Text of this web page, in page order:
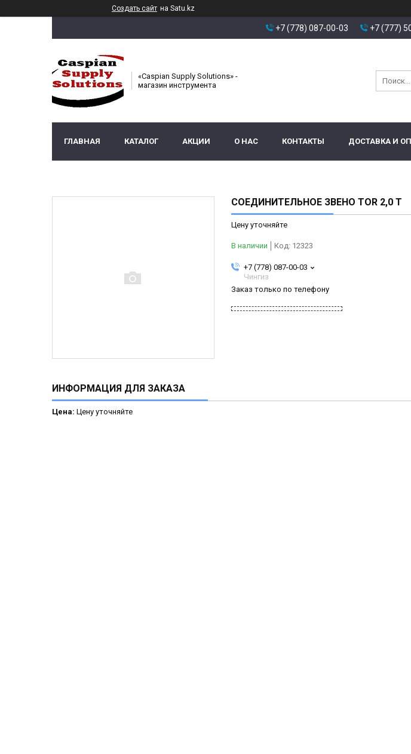
Создать сайт на Satu.kz
+7 (778) 087-00-03 +7 (777)
«Caspian Supply Solutions» -
магазин инструмента
ГЛАВНАЯ КАТАЛОГ АКЦИИ О НАС КОНТАКТЫ ДОСТАВКА И
СОЕДИНИТЕЛЬНОЕ ЗВЕНО TOR 2,0 Т
Цену уточняйте
В наличии Код: 12323
+7 (778) 087-00-03
Чингиз
Заказ только по телефону
ИНФОРМАЦИЯ ДЛЯ ЗАКАЗА
Цена: Цену уточняйте